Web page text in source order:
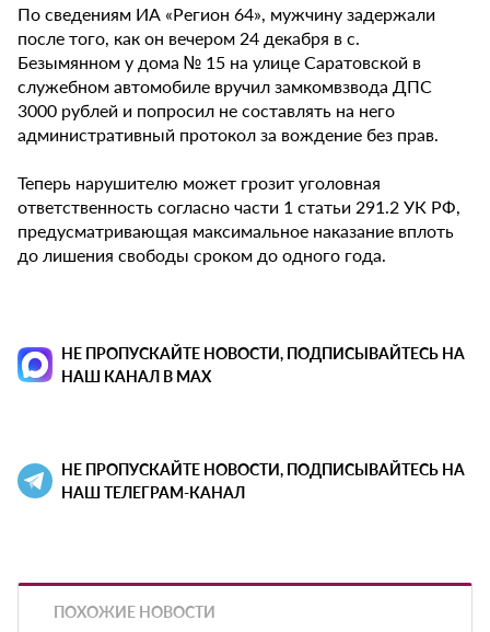
По сведениям ИА «Регион 64», мужчину задержали
после того, как он вечером 24 декабря в с.
Безымянном у дома № 15 на улице Саратовской в
служебном автомобиле вручил замкомвзвода ДПС
3000 рублей и попросил не составлять на него
административный протокол за вождение без прав.
Теперь нарушителю может грозит уголовная
ответственность согласно части 1 статьи 291.2 УК РФ,
предусматривающая максимальное наказание вплоть
до лишения свободы сроком до одного года.
НЕ ПРОПУСКАЙТЕ НОВОСТИ, ПОДПИСЫВАЙТЕСЬ НА
НАШ КАНАЛ В MAX
НЕ ПРОПУСКАЙТЕ НОВОСТИ, ПОДПИСЫВАЙТЕСЬ НА
НАШ ТЕЛЕГРАМ-КАНАЛ
ПОХОЖИЕ НОВОСТИ